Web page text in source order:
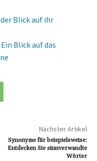
Blick auf ihr
Blick auf das
Nächster Artikel
Synonyme für beispielsweise:
Entdecken Sie sinnverwandte
Wörter